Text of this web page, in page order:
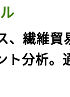
、繊維貿
ト分析。